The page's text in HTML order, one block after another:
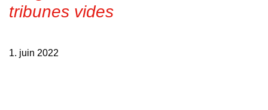
tribunes vides
1. juin 2022